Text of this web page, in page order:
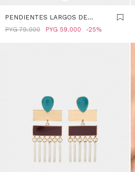
PENDIENTES LARGOS DE
ESMALTE - MULTICOLOR
PYG 59.000
PYG 79.000 25